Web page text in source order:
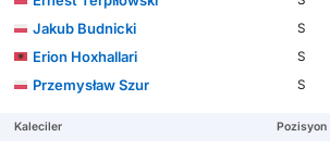
Jakub Budnicki
S
Erion Hoxhallari
S
Przemysław Szur
S
Kaleciler Pozisyon